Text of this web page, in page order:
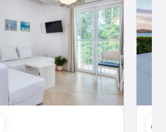
ab